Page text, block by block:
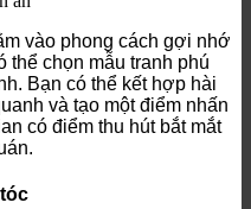
vào phong cách gợi nhớ
thể chọn mẫu tranh phú
Bạn có thể kết hợp hài
và tạo một điểm nhấn
có điểm thu hút bắt mắt